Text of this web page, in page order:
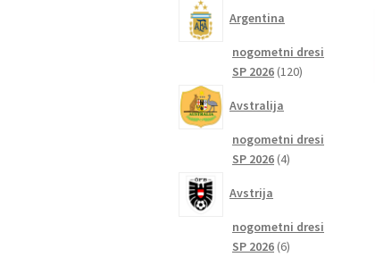
Argentina
nogometni dresi
SP 2026 120120
Avstralija
nogometni dresi
SP 2026 44
Avstrija
nogometni dresi
SP 2026 66